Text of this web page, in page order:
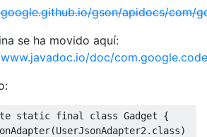
gson/apidocs/com/
se ha movido aquí:
doc/
static final class Gadget
{
(UserJsonAdapter2 . class)